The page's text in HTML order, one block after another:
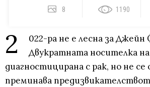
8 1190
2
022-ра не е лесна за Джейн
Двукратната носителка
диагностицирана с рак, но не се
преминава